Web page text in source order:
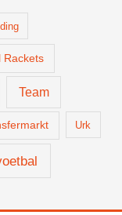
Rackets
Team
Urk